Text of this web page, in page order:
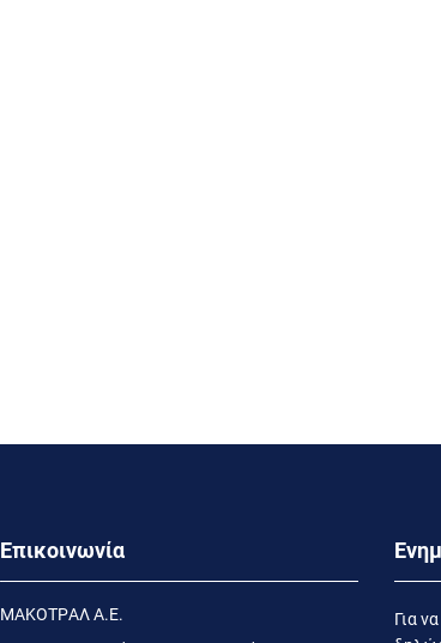
Επικοινωνία
MΑΚΟΤΡΑΛ Α.Ε.
Για